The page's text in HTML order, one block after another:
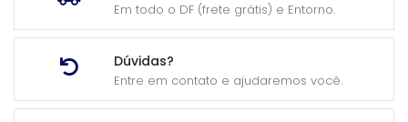
Em todo o DF (frete grátis) e Entorno.
Dúvidas?
Entre em contato e ajudaremos você.